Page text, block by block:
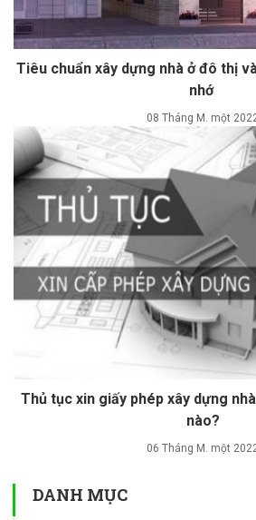
Tiêu chuẩn xây dựng nhà ở đô thị
nhớ
08 Tháng M. một
Thủ tục xin giấy phép xây dựng
nào?
06 Tháng M. một
DANH MỤC